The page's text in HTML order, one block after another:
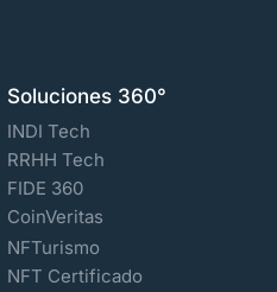
Soluciones 360°
INDI Tech
RRHH Tech
FIDE 360
CoinVeritas
NFTurismo
NFT Certificado